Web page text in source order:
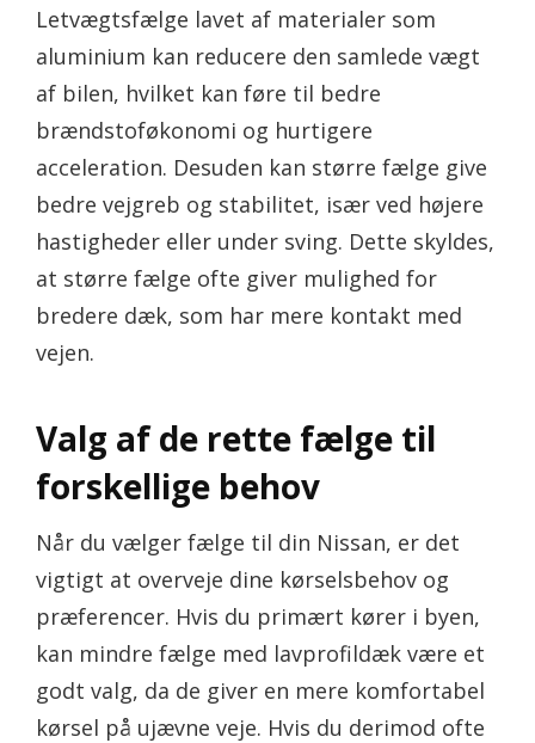
Letvægtsfælge lavet af materialer som
aluminium kan reducere den samlede vægt
af bilen, hvilket kan føre til bedre
brændstoføkonomi og hurtigere
acceleration. Desuden kan større fælge give
bedre vejgreb og stabilitet, især ved højere
hastigheder eller under sving. Dette skyldes,
at større fælge ofte giver mulighed for
bredere dæk, som har mere kontakt med
vejen.
Valg af de rette fælge til
forskellige behov
Når du vælger fælge til din Nissan, er det
vigtigt at overveje dine kørselsbehov og
præferencer. Hvis du primært kører i byen,
kan mindre fælge med lavprofildæk være et
godt valg, da de giver en mere komfortabel
kørsel på ujævne veje. Hvis du derimod ofte